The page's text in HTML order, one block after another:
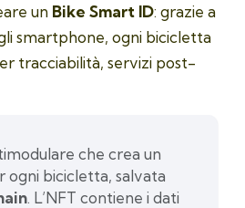
un Bike Smart ID: grazie a
smartphone, ogni bicicletta
tracciabilità, servizi post-
che crea un
ogni bicicletta, salvata
. L’NFT contiene i dati